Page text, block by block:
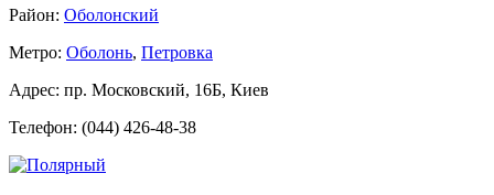
Район: Оболонский
Метро: Оболонь, Петровка
Адрес: пр. Московский, 16Б, Киев
Телефон: (044) 426-48-38